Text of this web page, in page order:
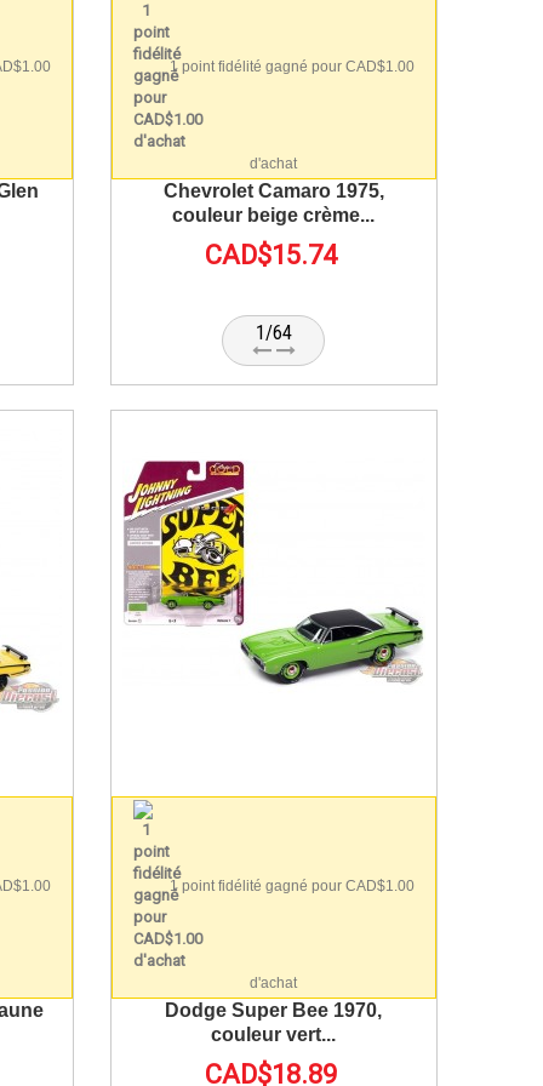
1 point fidélité gagné pour CAD$1.00
d'achat
Chevrolet Camaro 1975,
couleur beige crème...
CAD$15.74
1/64
1 point fidélité gagné pour CAD$1.00
d'achat
Dodge Super Bee 1970,
couleur vert...
CAD$18.89